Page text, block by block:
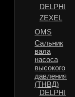
DELPHI
ZEXEL
OMS
Сальник
вала
насоса
высокого
давления
(ТНВД)
DELPHI